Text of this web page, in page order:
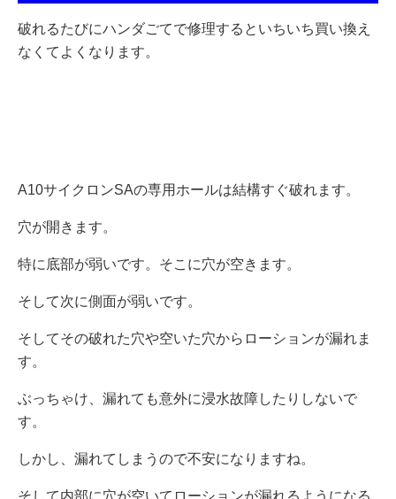
破れるたびにハンダごてで修理するといちいち買い換え
なくてよくなります。
A10サイクロンSAの専用ホールは結構すぐ破れます。
穴が開きます。
特に底部が弱いです。そこに穴が空きます。
そして次に側面が弱いです。
そしてその破れた穴や空いた穴からローションが漏れま
す。
ぶっちゃけ、漏れても意外に浸水故障したりしないで
す。
しかし、漏れてしまうので不安になりますね。
そして内部に穴が空いてローションが漏れるようになる